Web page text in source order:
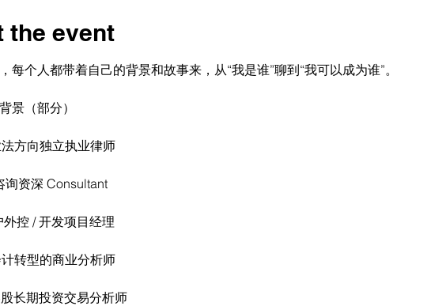
the event
每个人都带着自己的背景和故事来，从“我是谁”聊到“我可以成为谁”。
景（部分）
方向独立执业律师
资深 Consultant
控 / 开发项目经理
转型的商业分析师
长期投资交易分析师